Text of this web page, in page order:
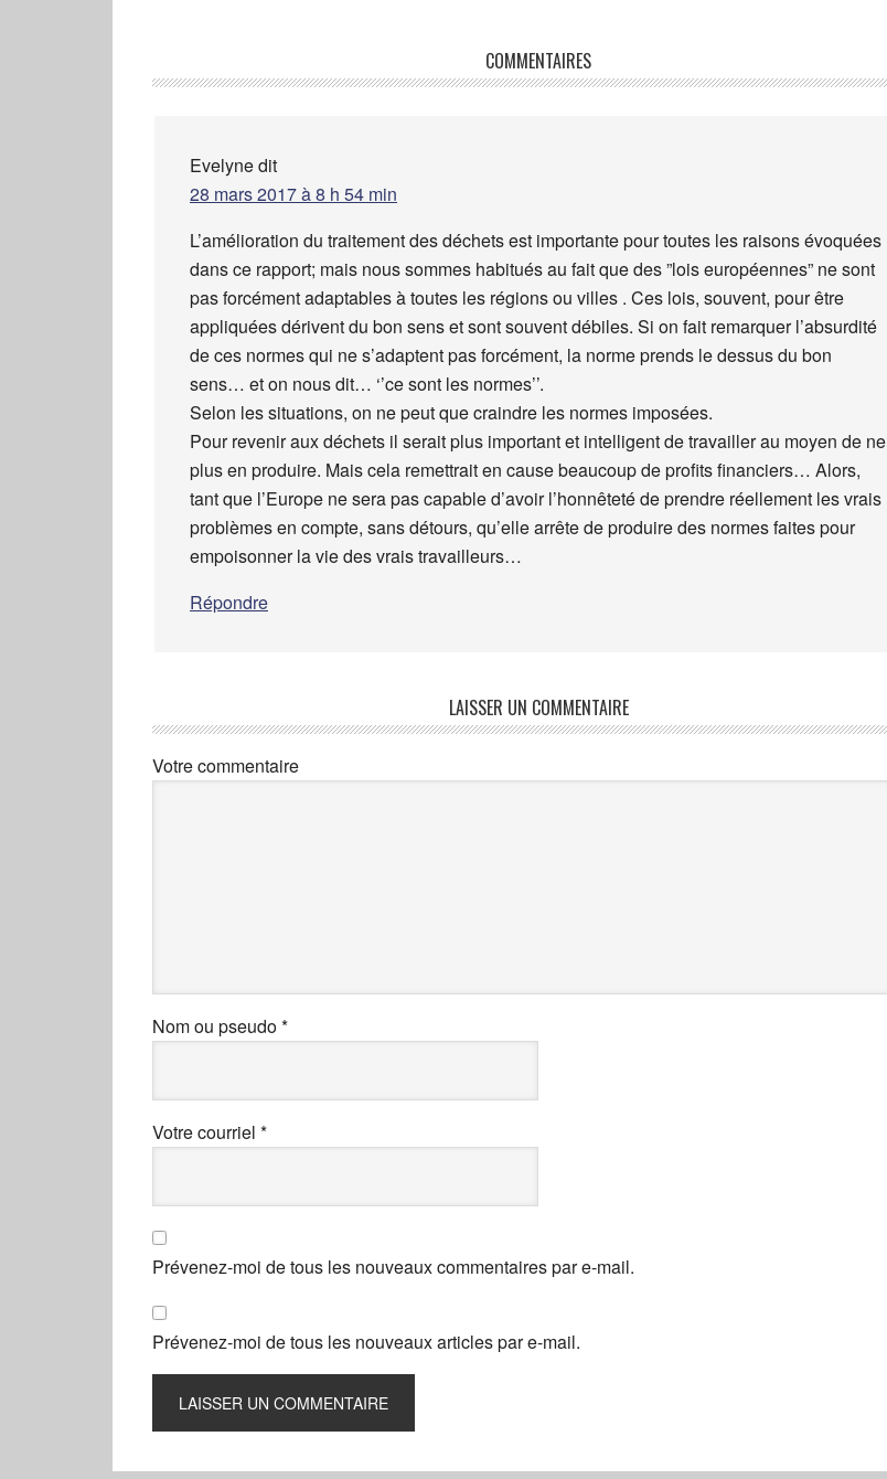
COMMENTAIRES
Evelynedit
28 mars 2017 à 8 h 54 min
L’amélioration du traitement des déchets est importante pour toutes les raisons évoquées
dans ce rapport; mais nous sommes habitués au fait que des ”lois européennes” ne sont
pas forcément adaptables à toutes les régions ou villes . Ces lois, souvent, pour être
appliquées dérivent du bon sens et sont souvent débiles. Si on fait remarquer l’absurdité
de ces normes qui ne s’adaptent pas forcément, la norme prends le dessus du bon
sens… et on nous dit… ‘’ce sont les normes’’.
Selon les situations, on ne peut que craindre les normes imposées.
Pour revenir aux déchets il serait plus important et intelligent de travailler au moyen de ne
plus en produire. Mais cela remettrait en cause beaucoup de profits financiers… Alors,
tant que l’Europe ne sera pas capable d’avoir l’honnêteté de prendre réellement les vrais
problèmes en compte, sans détours, qu’elle arrête de produire des normes faites pour
empoisonner la vie des vrais travailleurs…
Répondre
LAISSER UN COMMENTAIRE
Votre commentaire
Nom ou pseudo*
Votre courriel *
Prévenez-moi de tous les nouveaux commentaires par e-mail.
Prévenez-moi de tous les nouveaux articles par e-mail.